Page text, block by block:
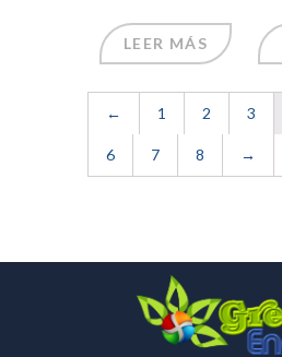
LEER MÁS
← 1 2 3
6 7 8 →